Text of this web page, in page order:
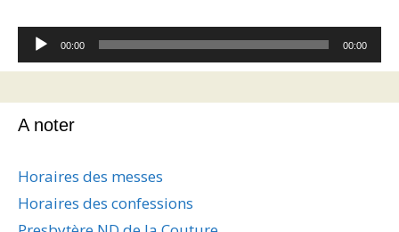
Lecteur
audio
00:00 00:00
A noter
Horaires des messes
Horaires des confessions